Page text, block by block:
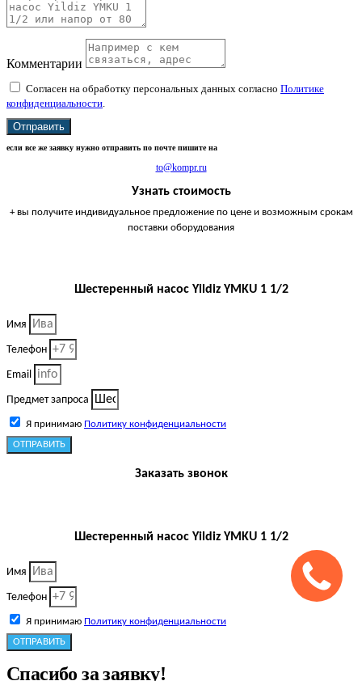
Комментарии
Согласен на обработку персональных данных согласно Политике
конфиденциальности
Отправить
если все же заявку нужно отправить по почте пишите на
to@kompr.ru
Узнать стоимость
+ вы получите индивидуальное предложение по цене и возможным срокам
поставки оборудования
Шестеренный насос Yildiz YMKU 1 1/2
Имя
Телефон
Email
Предмет запроса
Я принимаю Политику конфиденциальности
ОТПРАВИТЬ
Заказать звонок
Шестеренный насос Yildiz YMKU 1 1/2
Имя
Телефон
Я принимаю Политику конфиденциальности
ОТПРАВИТЬ
Спасибо за заявку!